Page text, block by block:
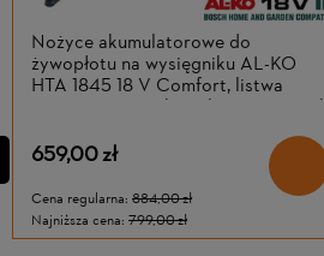
Nożyce akumulatorowe do
żywopłotu na wysięgniku AL-KO
HTA 1845 18 V Comfort, listwa
tnąca 45 cm, z akumulatorem 2,5 Ah
659,00 zł
Cena regularna: 884,00 zł
Najniższa cena: 799,00 zł